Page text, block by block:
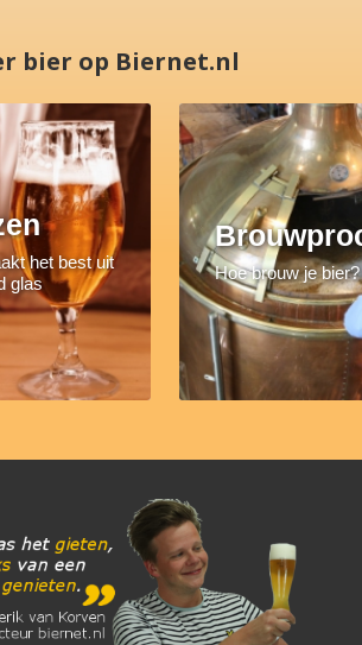
bier op Biernet.nl
het best uit
glas
Hoe brouw je bier?